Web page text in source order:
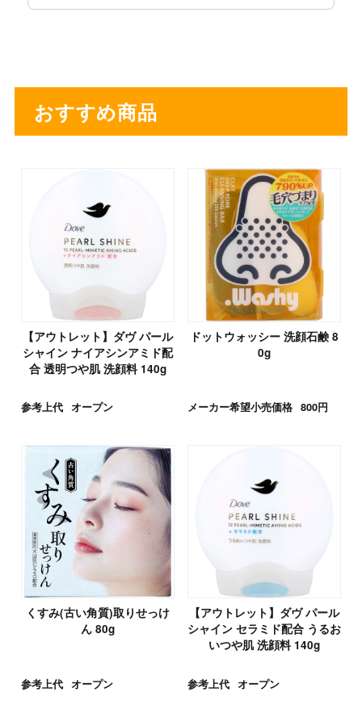
おすすめ商品
【アウトレット】ダヴ パール
シャイン ナイアシンアミド配
合 透明つや肌 洗顔料 140g
参考上代 オープン
ドットウォッシー 洗顔石鹸 8
0g
メーカー希望小売価格 800円
くすみ(古い角質)取りせっけ
ん 80g
参考上代 オープン
【アウトレット】ダヴ パール
シャイン セラミド配合 うるお
いつや肌 洗顔料 140g
参考上代 オープン